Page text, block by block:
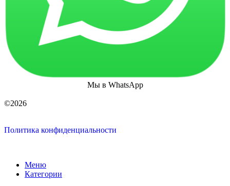
Мы в WhatsApp
©2026
Политика конфиденциальности
Меню
Категории